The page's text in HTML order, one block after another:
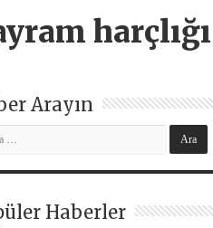
harçlığı
Arayın
Haberler